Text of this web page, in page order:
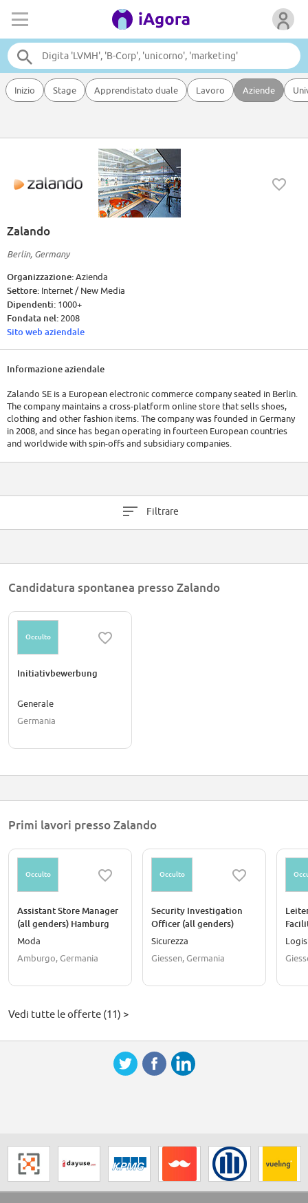
Inizio Stage Apprendistato duale Lavoro Aziende
Zalando
Berlin, Germany
Organizzazione:Azienda
Settore: Internet / New Media
Dipendenti: 1000+
Fondata nel: 2008
Sito web aziendale
Informazione aziendale
Zalando SE is a European electronic commerce company seated in Berlin.
The company maintains a cross-platform online store that sells shoes,
clothing and other fashion items. The company was founded in Germany
in 2008, and since has began operating in fourteen European countries
and worldwide with spin-offs and subsidiary companies.
Filtrare
Candidatura spontanea presso Zalando
Occulto
Initiativbewerbung
Generale
Germania
Primi lavori presso Zalando
Occulto
Assistant Store Manager
(all genders) Hamburg
Moda
Amburgo, Germania
Occulto
Security Investigation
Officer (all genders)
Sicurezza
Giessen, Germania
Vedi tutte le offerte (11) >